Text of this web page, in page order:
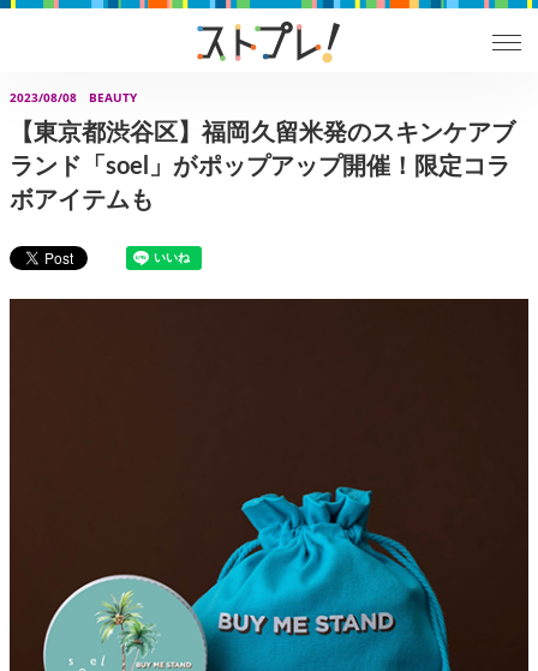
2023/08/08 BEAUTY
【東京都渋谷区】福岡久留米発のスキンケアブ
ランド「soel」がポップアップ開催！限定コラ
ボアイテムも